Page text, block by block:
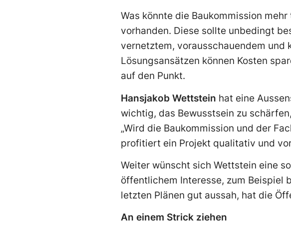
Was könnte die Baukommission
vorhanden. Diese sollte unbedingt
vernetztem, vorausschauendem und
Lösungsansätzen können Kosten
auf den Punkt.
Hansjakob Wettstein hat eine
wichtig, das Bewusstsein zu
„Wird die Baukommission und der
profitiert ein Projekt qualitativ und
Weiter wünscht sich Wettstein eine
öffentlichem Interesse, zum Beispiel
letzten Plänen gut aussah, hat die
An einem Strick ziehen